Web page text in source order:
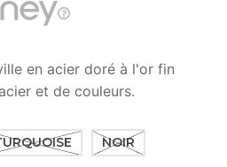
en acier doré à l'or fin
et de couleurs.
NOIR